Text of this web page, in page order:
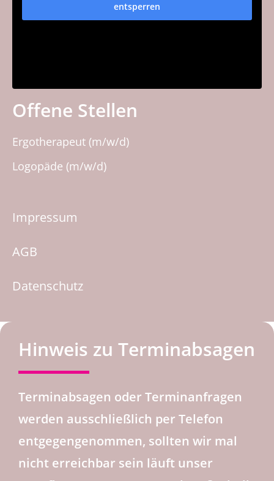
entsperren
Offene Stellen
Ergotherapeut (m/w/d)
Logopäde (m/w/d)
Impressum
AGB
Datenschutz
Hinweis zu Terminabsagen
Terminabsagen oder Terminanfragen
werden ausschließlich per Telefon
entgegengenommen, sollten wir mal
nicht erreichbar sein läuft unser